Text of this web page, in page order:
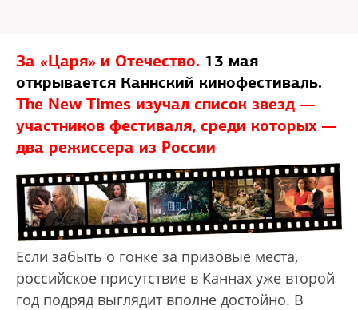
За «Царя» и Отечество. 13 мая
открывается Каннский кинофестиваль.
The New Times изучал список звезд —
участников фестиваля, среди которых —
два режиссера из России
Если забыть о гонке за призовые места,
российское присутствие в Каннах уже второй
год подряд выглядит вполне достойно. В